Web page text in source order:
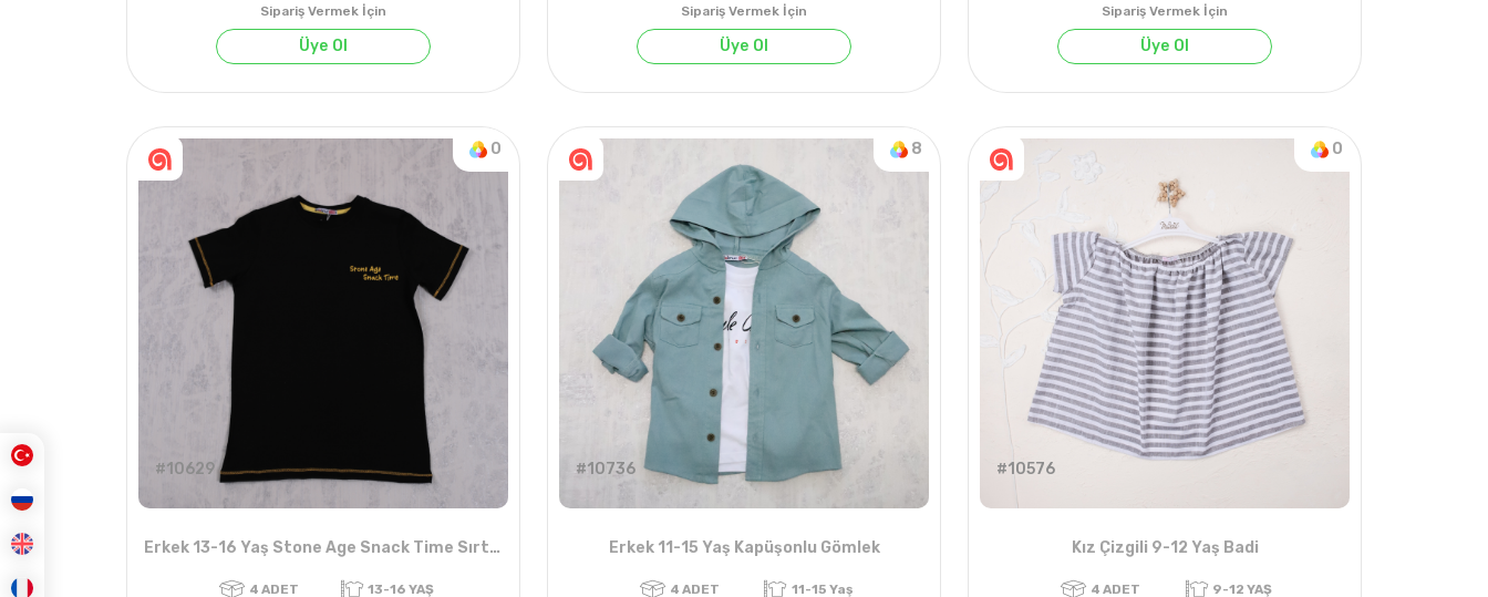
4ADET 5-8 YAŞ
Sipariş Vermek İçin
Üye Ol
4ADET 5-8 YAŞ
Sipariş Vermek İçin
Üye Ol
4ADET
Sipariş Vermek İçin
Üye Ol
0
#10629
Erkek 13-16 Yaş Stone Age Snack Time SırtBaskılı Tişört
8
#10736
Erkek 11-15 Yaş Kapüşonlu Gömlek
0
#10576
Kız Çizgili 9-12 Yaş Badi